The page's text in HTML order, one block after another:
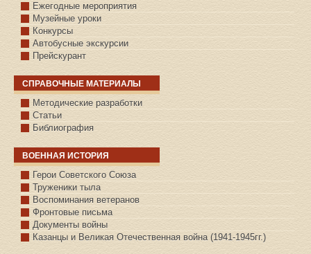
Ежегодные мероприятия
Музейные уроки
Конкурсы
Автобусные экскурсии
Прейскурант
СПРАВОЧНЫЕ МАТЕРИАЛЫ
Методические разработки
Статьи
Библиография
ВОЕННАЯ ИСТОРИЯ
С.КАЗАНСКОЕ
Герои Советского Союза
Труженики тыла
Воспоминания ветеранов
Фронтовые письма
Документы войны
Казанцы и Великая Отечественная война (1941-1945гг.)